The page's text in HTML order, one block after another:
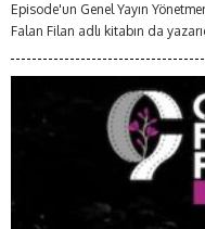
Episode'un Genel Yayın
Falan Filan adlı kitabın da